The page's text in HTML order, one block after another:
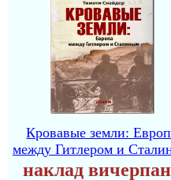
Кровавые земли:
между Гитлером и
наклад